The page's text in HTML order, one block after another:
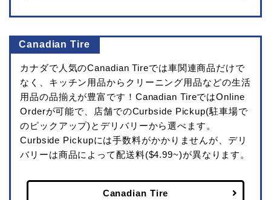
Canadian Tire
カナダで人気のCanadian Tireでは車関連商品だけで
なく、キッチン用品からクリーニング用品などの生活
用品の品揃えが豊富です！Canadian TireではOnline
Orderが可能で、店舗でのCurbside Pickup(駐車場で
のピックアップ)とデリバリーから選べます。
Curbside Pickupには手数料がかかりませんが、デリ
バリーは商品によって配送料($4.99~)が異なります。
Canadian Tire